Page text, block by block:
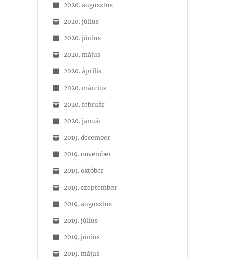
2020. augusztus
2020. július
2020. június
2020. május
2020. április
2020. március
2020. február
2020. január
2019. december
2019. november
2019. október
2019. szeptember
2019. augusztus
2019. július
2019. június
2019. május